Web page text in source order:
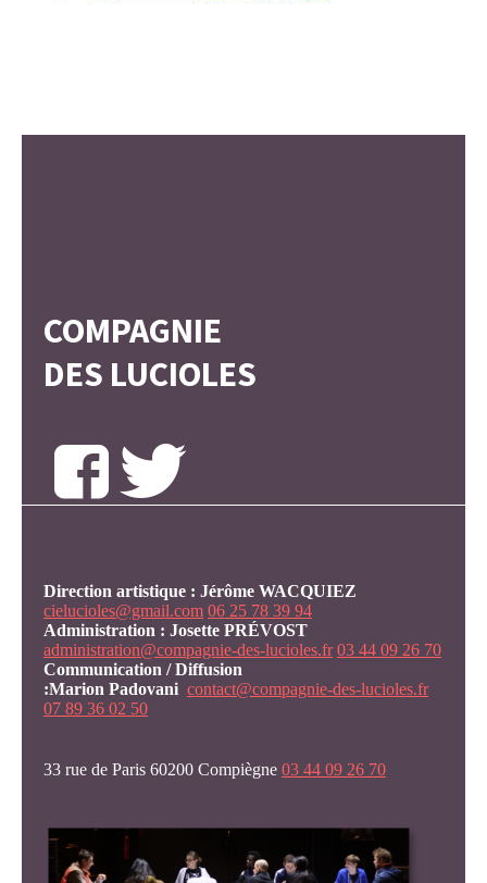
COMPAGNIE
DES LUCIOLES
Direction artistique : Jérôme WACQUIEZ
cielucioles@gmail.com 06 25 78 39 94
Administration : Josette PRÉVOST
administration@compagnie-des-lucioles.fr 03 44 09 26 70
Communication / Diffusion
:MarionPadovani contact@compagnie-des-lucioles.fr
07 89 36 02 50
33 rue de Paris 60200 Compiègne 03 44 09 26 70